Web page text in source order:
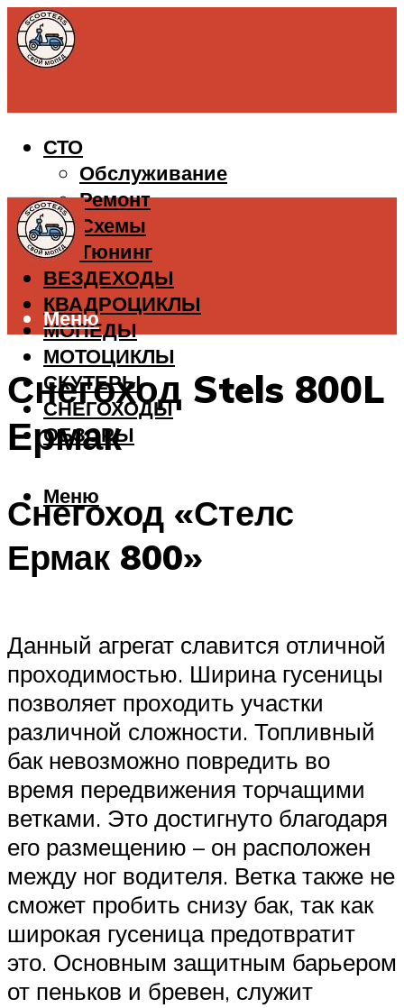
СТО
Обслуживание
Ремонт
Схемы
Тюнинг
ВЕЗДЕХОДЫ
КВАДРОЦИКЛЫ
МОПЕДЫ
МОТОЦИКЛЫ
СКУТЕРЫ
СНЕГОХОДЫ
ОБЗОРЫ
Меню
Меню
Снегоход Stels 800L
Ермак
Снегоход «Стелс
Ермак 800»
Данный агрегат славится отличной
проходимостью. Ширина гусеницы
позволяет проходить участки
различной сложности. Топливный
бак невозможно повредить во
время передвижения торчащими
ветками. Это достигнуто благодаря
его размещению – он расположен
между ног водителя. Ветка также не
сможет пробить снизу бак, так как
широкая гусеница предотвратит
это. Основным защитным барьером
от пеньков и бревен, служит